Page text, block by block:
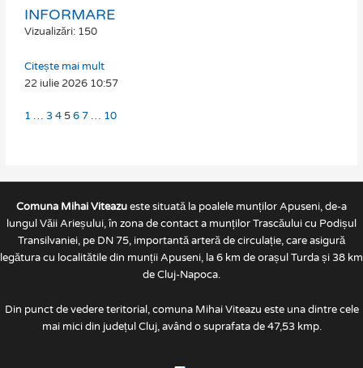
INFORMARE
Vizualizări: 150
Citește mai mult
22 iulie 2026 10:57
1 … 3 4 5 6 7 … 10
Comuna Mihai Viteazueste situată la poalele munților Apuseni, de-a
lungul Văii Arieșului, în zona de contact a munților Trascăului cu Podișul
Transilvaniei, pe DN 75, importantă arteră de circulație, care asigură
legătura cu localitătile din munții Apuseni, la 6 km de orașul Turda și 38 km
de Cluj-Napoca.
Din punct de vedere teritorial, comuna Mihai Viteazu este una dintre cele
mai mici din județul Cluj, având o suprafata de 47,53 kmp.